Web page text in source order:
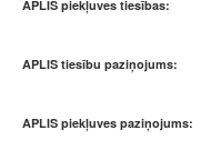
APLIS piekļuves tiesības:
APLIS tiesību paziņojums:
APLIS piekļuves paziņojums: